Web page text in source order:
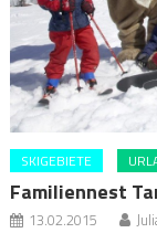
SKIGEBIETE
Familiennest
13.02.2015